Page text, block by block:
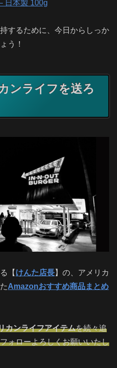
日本製 100g
するために、今日からしっか
う！
ンライフを送ろ
【 けんた店長】の、アメリカ
Amazonおすすめ商品まとめ
カンライフアイテムを続々追
ォローよろしくお願いいたし